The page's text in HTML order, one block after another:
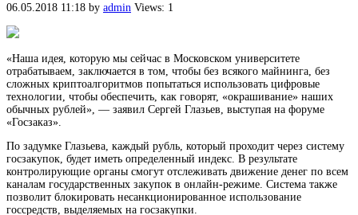
06.05.2018 11:18 by admin Views: 1
«Наша идея, которую мы сейчас в Московском университете
отрабатываем, заключается в том, чтобы без всякого майнинга, без
сложных криптоалгоритмов попытаться использовать цифровые
технологии, чтобы обеспечить, как говорят, «окрашивание» наших
обычных рублей», — заявил Сергей Глазьев, выступая на форуме
«Госзаказ».
По задумке Глазьева, каждый рубль, который проходит через систему
госзакупок, будет иметь определенный индекс. В результате
контролирующие органы смогут отслеживать движение денег по всем
каналам государственных закупок в онлайн-режиме. Система также
позволит блокировать несанкционированное использование
госсредств, выделяемых на госзакупки.